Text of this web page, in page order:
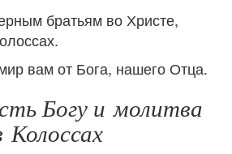
братьям во Христе,
вам от Бога, нашего Отца.
Богу и молитва
Колоссах